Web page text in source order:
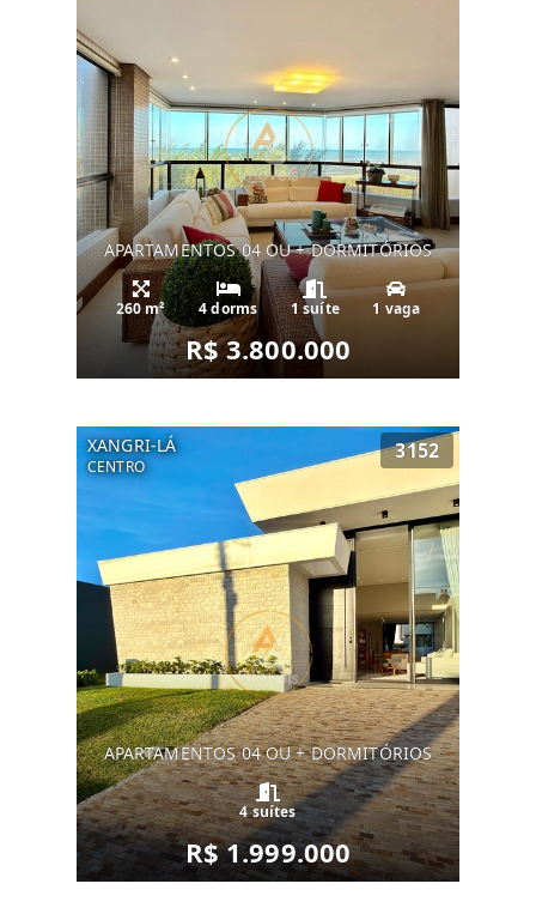
APARTAMENTOS 04 OU + DORMITÓRIOS
260 m² 4 dorms 1 suíte 1 vaga
R$ 3.800.000
XANGRI-LÁ
CENTRO
3152
APARTAMENTOS 04 OU + DORMITÓRIOS
4 suítes
R$ 1.999.000